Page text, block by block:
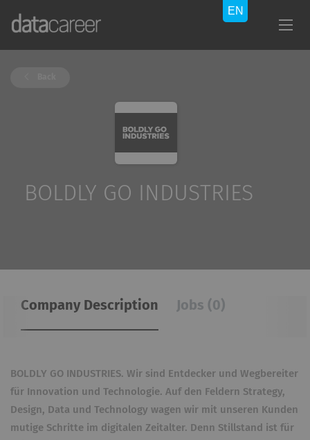
BOLDLY GO INDUSTRIES
Company Description Jobs (0)
BOLDLY GO INDUSTRIES. Wir sind Entdecker und Wegbereiter
für Innovation und Technologie. Auf den Feldern Strategy,
Design, Data und Technology wagen wir mit unseren Kunden
mutige Schritte im digitalen Zeitalter. Denn Stillstand ist für